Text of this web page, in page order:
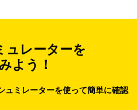
ュレーターを
よう！
ュミレーターを使って簡単に確認